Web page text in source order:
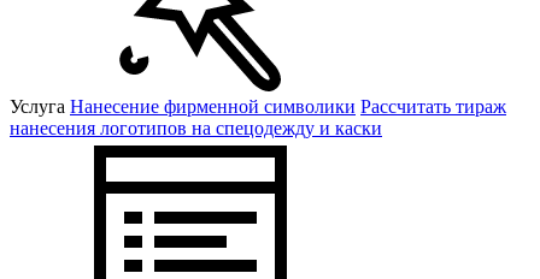
Услуга Нанесение фирменной символики Рассчитать тираж
нанесения логотипов на спецодежду и каски